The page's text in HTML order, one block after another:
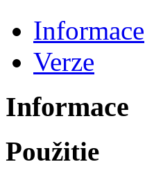
Informace
Verze
Informace
Použitie